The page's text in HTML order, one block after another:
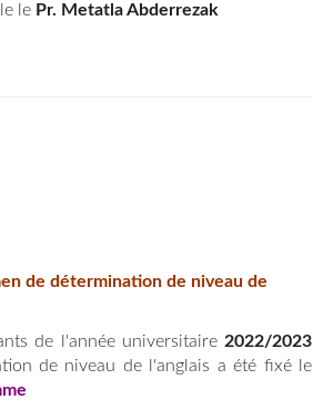
le Pr. Metatla Abderrezak
de détermination de niveau de
de l'année universitaire 2022/2023
de niveau de l'anglais a été fixé le